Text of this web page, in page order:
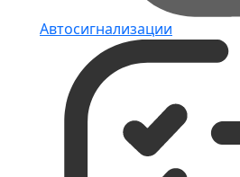
Автосигнализации